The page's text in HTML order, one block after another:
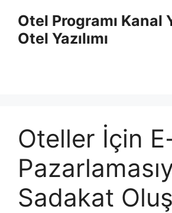
Otel Programı Kanal
Otel Yazılımı
Oteller İçin
Sadakat